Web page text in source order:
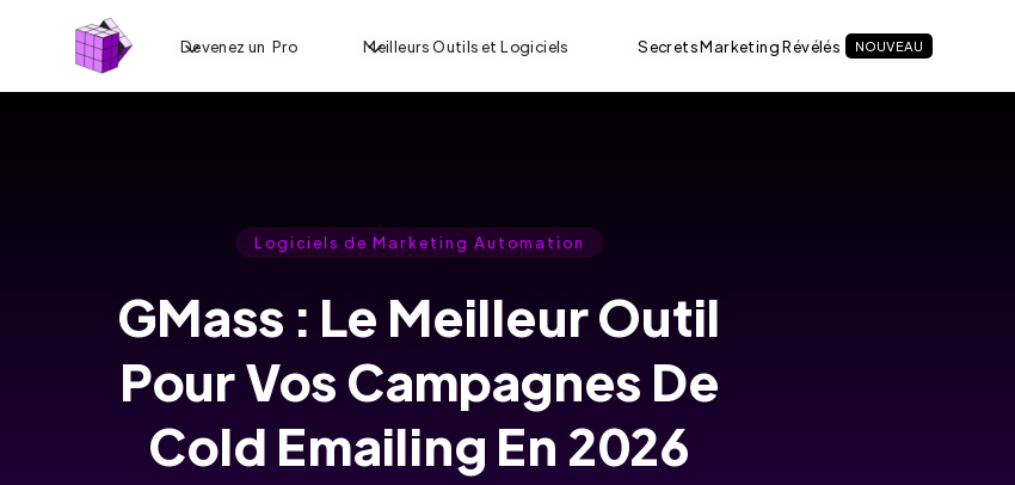
Devenez un Pro Meilleurs Outils et Logiciels Secrets Marketing Révélés NOUVEAU
Logiciels de Marketing Automation
GMass : Le Meilleur Outil
Pour Vos Campagnes De
Cold Emailing En 2026